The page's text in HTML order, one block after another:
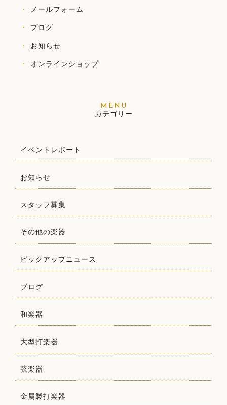
メールフォーム
ブログ
お知らせ
オンラインショップ
カテゴリー
イベントレポート
お知らせ
スタッフ募集
その他の楽器
ピックアップニュース
ブログ
和楽器
大型打楽器
弦楽器
金属製打楽器